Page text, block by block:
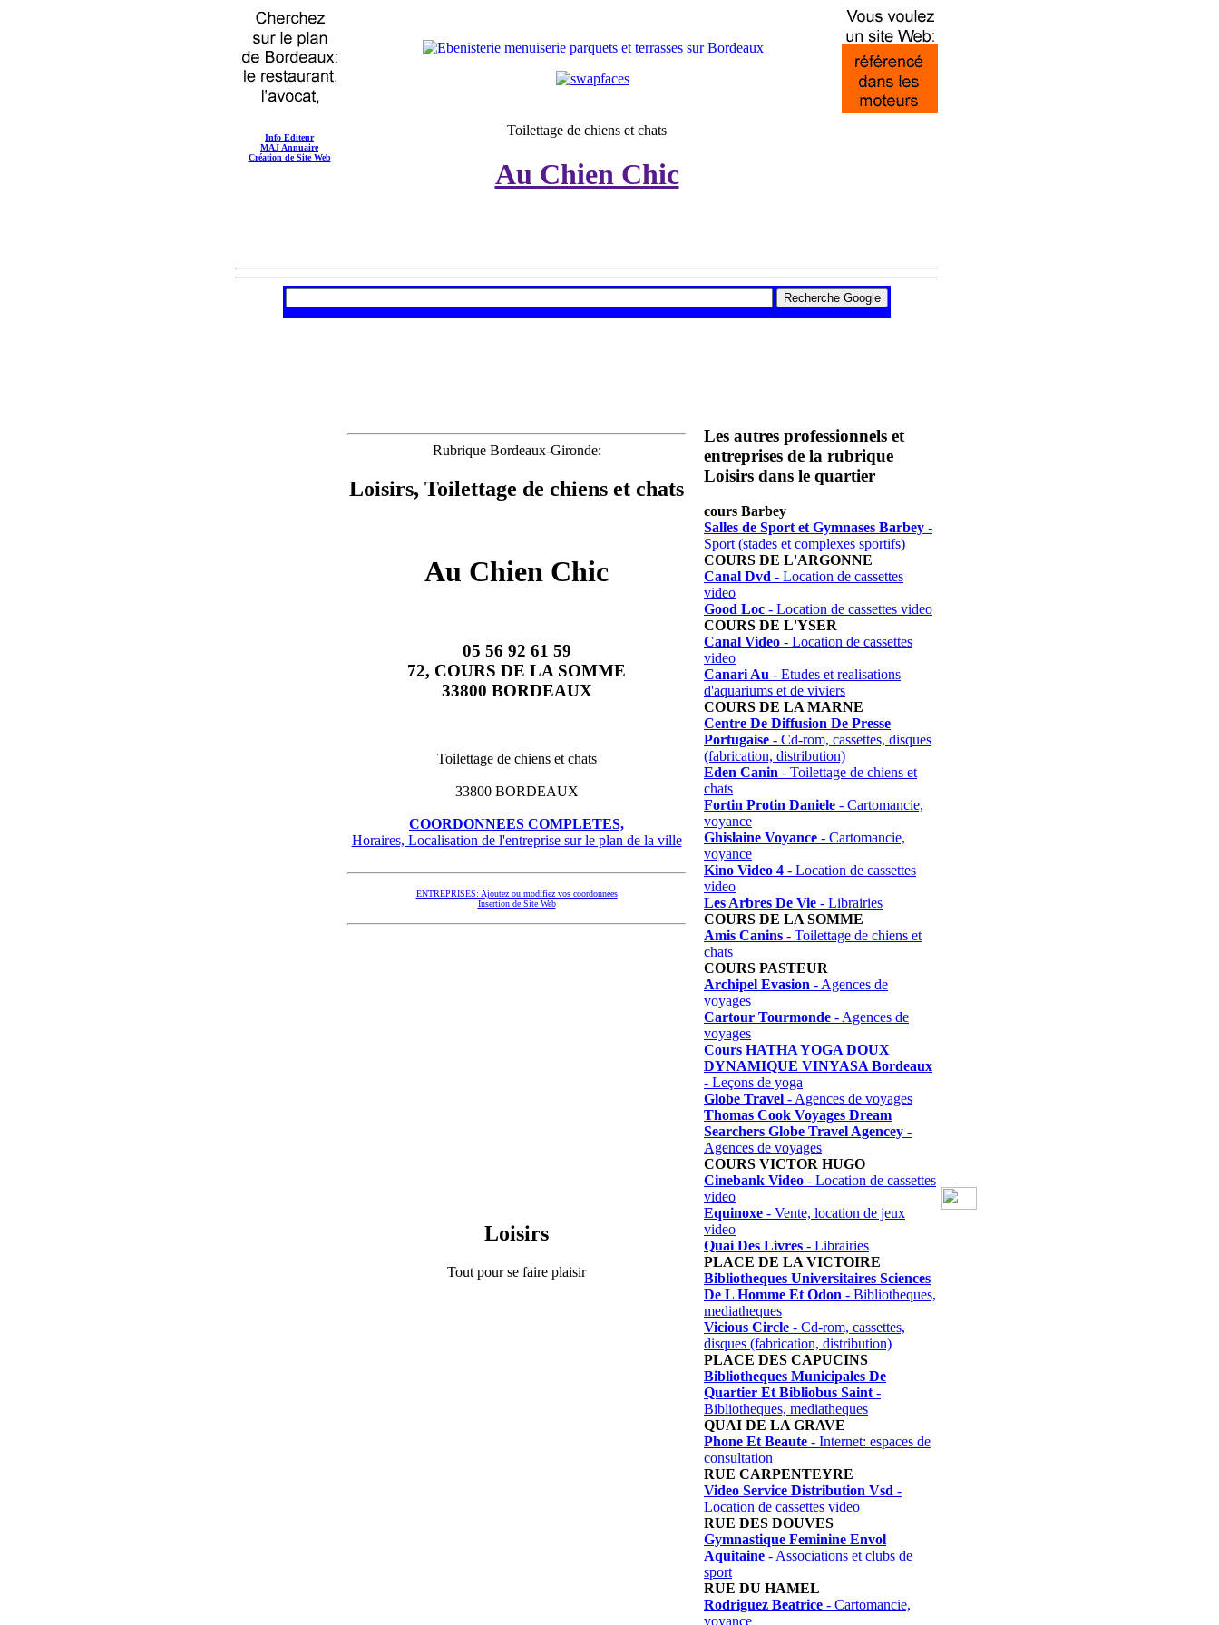
Info Editeur
MAJ Annuaire
Création de Site Web
Toilettage de chiens et chats
Au Chien Chic
Rubrique Bordeaux-Gironde:
Loisirs, Toilettage de chiens et chats
Au Chien Chic
05 56 92 61 59
72, COURS DE LA SOMME
33800 BORDEAUX
Toilettage de chiens et chats
33800 BORDEAUX
COORDONNEES COMPLETES,
Horaires, Localisation de l'entreprise sur le plan de la ville
ENTREPRISES: Ajoutez ou modifiez vos coordonnées
Insertion de Site Web
Loisirs
Tout pour se faire plaisir
Les autres professionnels et
entreprises de la rubrique
Loisirs dans le quartier
cours Barbey
Salles de Sport et Gymnases Barbey -
Sport (stades et complexes sportifs)
COURS DE L'ARGONNE
Canal Dvd - Location de cassettes
video
Good Loc - Location de cassettes video
COURS DE L'YSER
Canal Video - Location de cassettes
video
Canari Au - Etudes et realisations
d'aquariums et de viviers
COURS DE LA MARNE
Centre De Diffusion De Presse
Portugaise - Cd-rom, cassettes, disques
(fabrication, distribution)
Eden Canin - Toilettage de chiens et
chats
Fortin Protin Daniele - Cartomancie,
voyance
Ghislaine Voyance - Cartomancie,
voyance
Kino Video 4 - Location de cassettes
video
Les Arbres De Vie - Librairies
COURS DE LA SOMME
Amis Canins - Toilettage de chiens et
chats
COURS PASTEUR
Archipel Evasion - Agences de
voyages
Cartour Tourmonde - Agences de
voyages
Cours HATHA YOGA DOUX
DYNAMIQUE VINYASA Bordeaux
- Leçons de yoga
Globe Travel - Agences de voyages
Thomas Cook Voyages Dream
Searchers Globe Travel Agencey -
Agences de voyages
COURS VICTOR HUGO
Cinebank Video - Location de cassettes
video
Equinoxe - Vente, location de jeux
video
Quai Des Livres - Librairies
PLACE DE LA VICTOIRE
Bibliotheques Universitaires Sciences
De L Homme Et Odon - Bibliotheques,
mediatheques
Vicious Circle - Cd-rom, cassettes,
disques (fabrication, distribution)
PLACE DES CAPUCINS
Bibliotheques Municipales De
Quartier Et Bibliobus Saint -
Bibliotheques, mediatheques
QUAI DE LA GRAVE
Phone Et Beaute - Internet: espaces de
consultation
RUE CARPENTEYRE
Video Service Distribution Vsd -
Location de cassettes video
RUE DES DOUVES
Gymnastique Feminine Envol
Aquitaine - Associations et clubs de
sport
RUE DU HAMEL
Rodriguez Beatrice - Cartomancie,
voyance